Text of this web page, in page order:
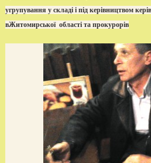
угрупування у складі і під керівництвом
вЖитомирської області та прокурорів